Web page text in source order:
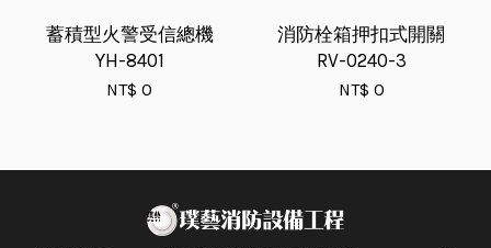
蓄積型火警受信總機
YH-8401
NT$ 0
消防栓箱押扣式開關
RV-0240-3
NT$ 0